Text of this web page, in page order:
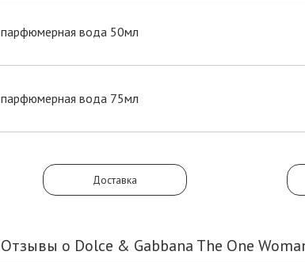
парфюмерная вода 50мл
парфюмерная вода 75мл
Доставка
Отзывы о Dolce & Gabbana The One